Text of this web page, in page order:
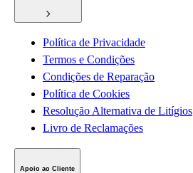
Política de Privacidade
Termos e Condições
Condições de Reparação
Política de Cookies
Resolução Alternativa de Litígios
Livro de Reclamações
Apoio ao Cliente